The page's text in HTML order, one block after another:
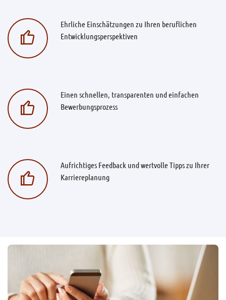
Ehrliche Einschätzungen zu Ihren beruflichen
Entwicklungsperspektiven
Einen schnellen, transparenten und einfachen
Bewerbungsprozess
Aufrichtiges Feedback und wertvolle Tipps zu Ihrer
Karriereplanung